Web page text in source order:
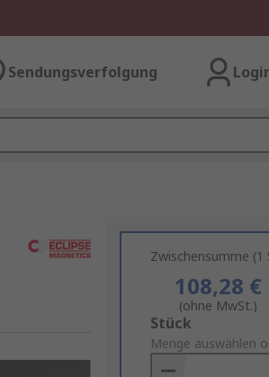
Sendungsverfolgung
Zwischensumme (1
108,28 €
(ohne MwSt.)
Add
to
Basket
Stück
Menge auswählen